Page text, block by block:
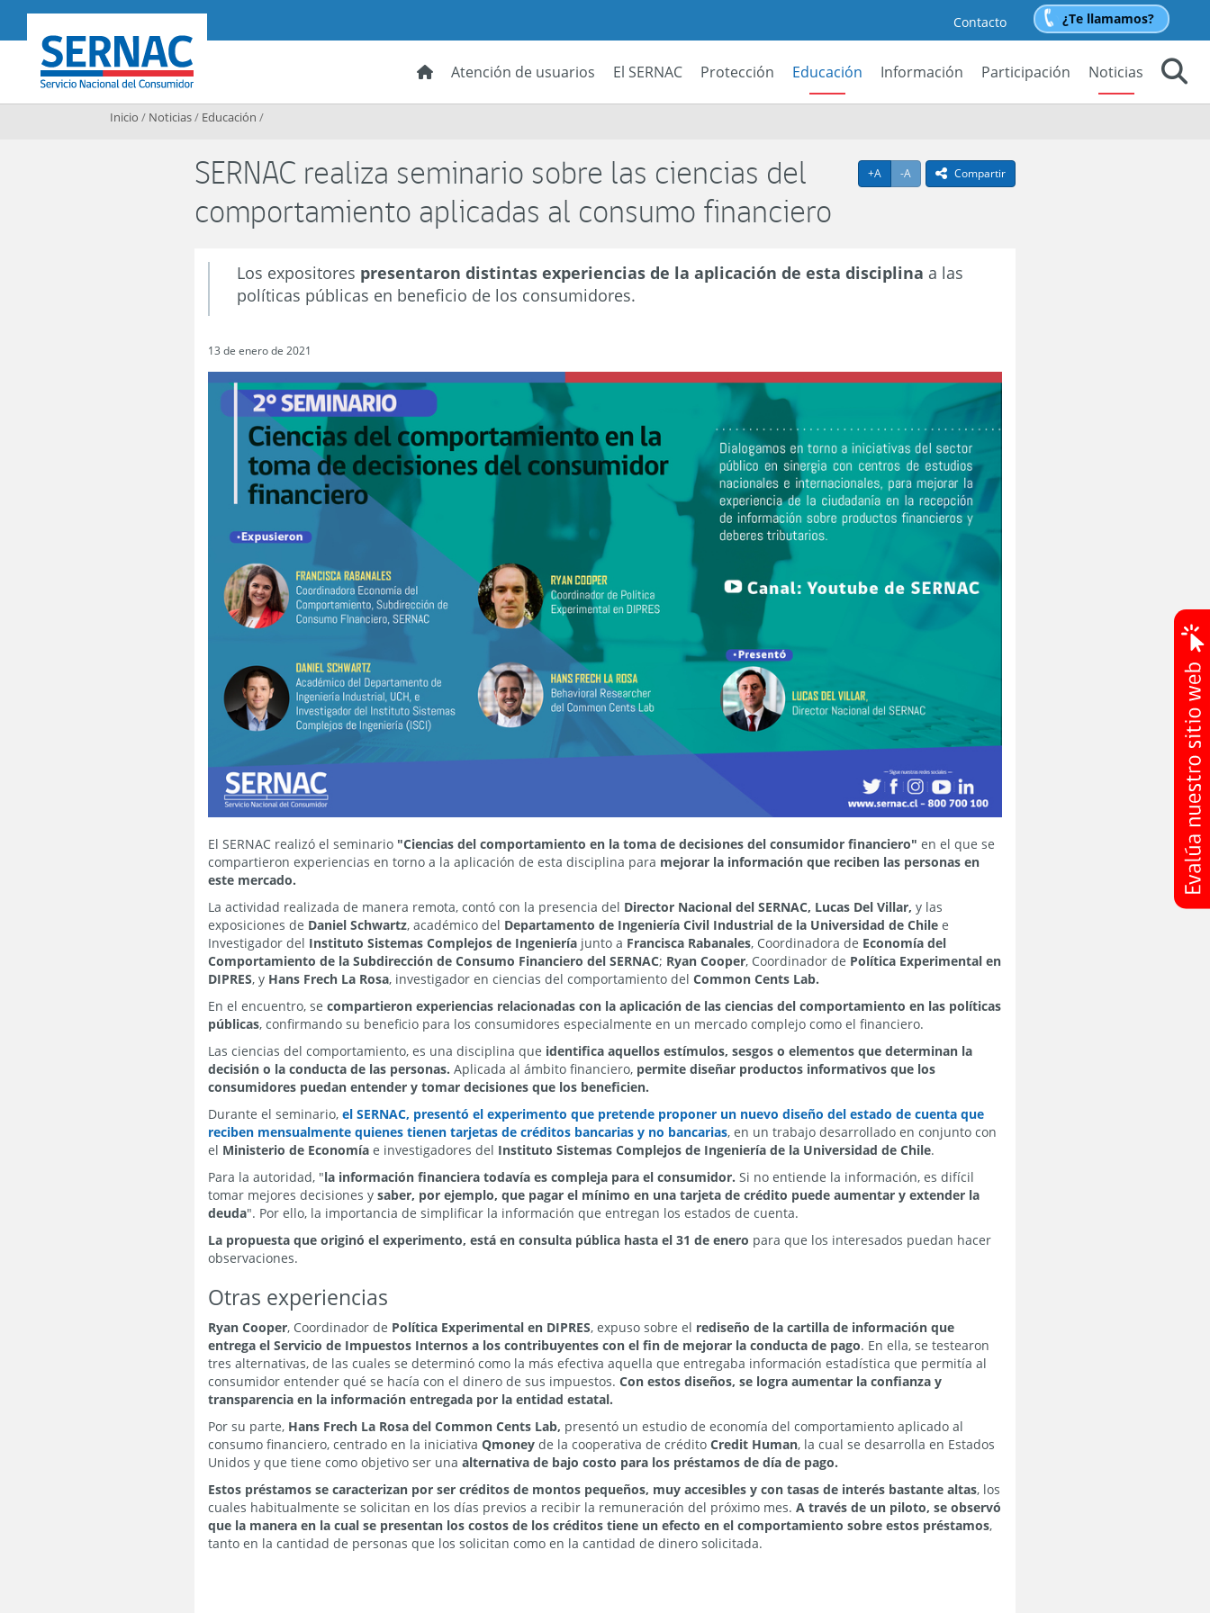
SERNAC
Contacto ¿Te llamamos?
Atención de usuarios El SERNAC Protección Educación Información Participación
Noticias
Inicio / Noticias/ Educación /
+A Agrandar texto
-A Achicar textoicono compartir
Compartir
SERNAC realiza seminario sobre las ciencias del
comportamiento aplicadas al consumo financiero
Los expositores presentaron distintas experiencias de la aplicación de esta disciplina a las
políticas públicas en beneficio de los consumidores.
13 de enero de 2021
El SERNAC realizó el seminario "Ciencias del comportamiento en la toma de decisiones del consumidor financiero" en el que se
compartieron experiencias en torno a la aplicación de esta disciplina para mejorar la información que reciben las personas en
este mercado.
La actividad realizada de manera remota, contó con la presencia del Director Nacional del SERNAC, Lucas Del Villar, y las
exposiciones de Daniel Schwartz, académico del Departamento de Ingeniería Civil Industrial de la Universidad de Chile e
Investigador del Instituto Sistemas Complejos de Ingeniería junto a Francisca Rabanales, Coordinadora de Economía del
Comportamiento de la Subdirección de Consumo Financiero del SERNAC; Ryan Cooper, Coordinador de Política Experimental en
DIPRES, y Hans Frech La Rosa, investigador en ciencias del comportamiento delCommon Cents Lab.
En el encuentro, secompartieron experiencias relacionadas con la aplicación de las ciencias del comportamiento en las políticas
públicas, confirmando su beneficio para los consumidores especialmente en un mercado complejo como el financiero.
Las ciencias del comportamiento, es una disciplina que identifica aquellos estímulos, sesgos o elementos que determinan la
decisión o la conducta de las personas. Aplicada al ámbito financiero, permite diseñar productos informativos que los
consumidores puedan entender y tomar decisiones que los beneficien.
Durante el seminario,el SERNAC, presentó el experimento que pretende proponer un nuevo diseño del estado de cuenta que
reciben mensualmente quienes tienen tarjetas de créditos bancarias y no bancarias, en un trabajo desarrollado en conjunto con
el Ministerio de Economía e investigadores del Instituto Sistemas Complejos de Ingeniería de la Universidad de Chile.
Para la autoridad, "la información financiera todavía es compleja para el consumidor. Si no entiende la información, es difícil
tomar mejores decisiones ysaber, por ejemplo, que pagar el mínimo en una tarjeta de crédito puede aumentar y extender la
deuda". Por ello, la importancia de simplificar la información que entregan los estados de cuenta.
La propuesta que originó el experimento, está en consulta pública hasta el 31 de enero para que los interesados puedan hacer
observaciones.
Otras experiencias
Ryan Cooper, Coordinador de Política Experimental en DIPRES, expuso sobre el rediseño de la cartilla de información que
entrega el Servicio de Impuestos Internos a los contribuyentes con el fin de mejorar la conducta de pago. En ella, se testearon
tres alternativas, de las cuales se determinó como la más efectiva aquella que entregaba información estadística que permitía al
consumidor entender qué se hacía con el dinero de sus impuestos.Con estos diseños, se logra aumentar la confianza y
transparencia en la información entregada por la entidad estatal.
Por su parte, Hans Frech La Rosa del Common Cents Lab, presentó un estudio de economía del comportamiento aplicado al
consumo financiero, centrado en la iniciativaQmoney de la cooperativa de créditoCredit Human, la cual se desarrolla en Estados
Unidos y que tiene como objetivo ser unaalternativa de bajo costo para los préstamos de día de pago.
Estos préstamos se caracterizan por ser créditos de montos pequeños, muy accesibles y con tasas de interés bastante altas, los
cuales habitualmente se solicitan en los días previos a recibir la remuneración del próximo mes.A través de un piloto, se observó
que la manera en la cual se presentan los costos de los créditos tiene un efecto en el comportamiento sobre estos préstamos,
tanto en la cantidad de personas que los solicitan como en la cantidad de dinero solicitada.